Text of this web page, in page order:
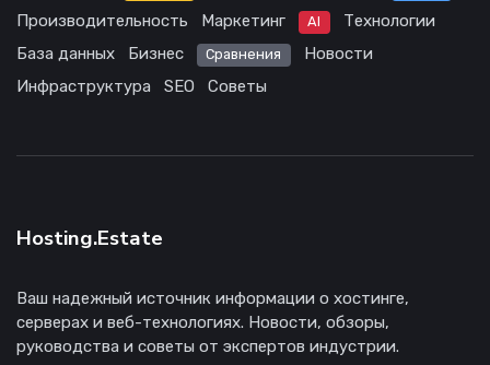
Производительность Маркетинг AI
Технологии
База данных
Бизнес Сравнения
Новости
Инфраструктура
SEO Советы
Hosting.Estate
Ваш надежный источник информации о хостинге,
серверах и веб-технологиях. Новости, обзоры,
руководства и советы от экспертов индустрии.